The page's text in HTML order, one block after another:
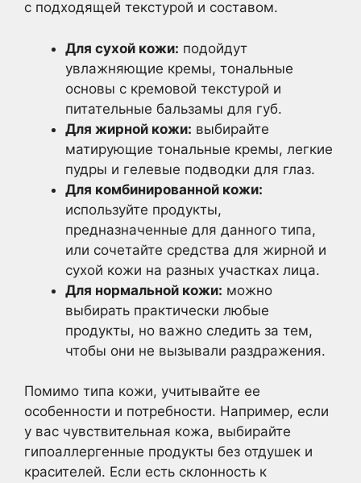
с подходящей текстурой и составом.
Для сухой кожи: подойдут
увлажняющие кремы, тональные
основы с кремовой текстурой и
питательные бальзамы для губ.
Для жирной кожи: выбирайте
матирующие тональные кремы, легкие
пудры и гелевые подводки для глаз.
Для комбинированной кожи:
используйте продукты,
предназначенные для данного типа,
или сочетайте средства для жирной и
сухой кожи на разных участках лица.
Для нормальной кожи: можно
выбирать практически любые
продукты, но важно следить за тем,
чтобы они не вызывали раздражения.
Помимо типа кожи, учитывайте ее
особенности и потребности. Например, если
у вас чувствительная кожа, выбирайте
гипоаллергенные продукты без отдушек и
красителей. Если есть склонность к